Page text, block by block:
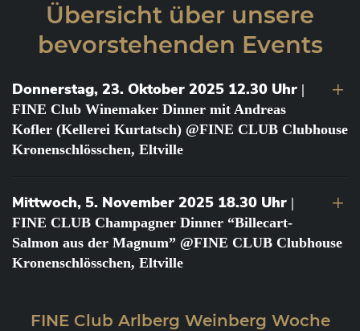
Übersicht über unsere
bevorstehenden Events
Donnerstag, 23. Oktober 2025 12.30 Uhr |
FINE Club Winemaker Dinner mit Andreas
Kofler (Kellerei Kurtatsch) @FINE CLUB Clubhouse
Kronenschlösschen, Eltville
Mittwoch, 5. November 2025 18.30 Uhr |
FINE CLUB Champagner Dinner “Billecart-
Salmon aus der Magnum” @FINE CLUB Clubhouse
Kronenschlösschen, Eltville
FINE Club Arlberg Weinberg Woche